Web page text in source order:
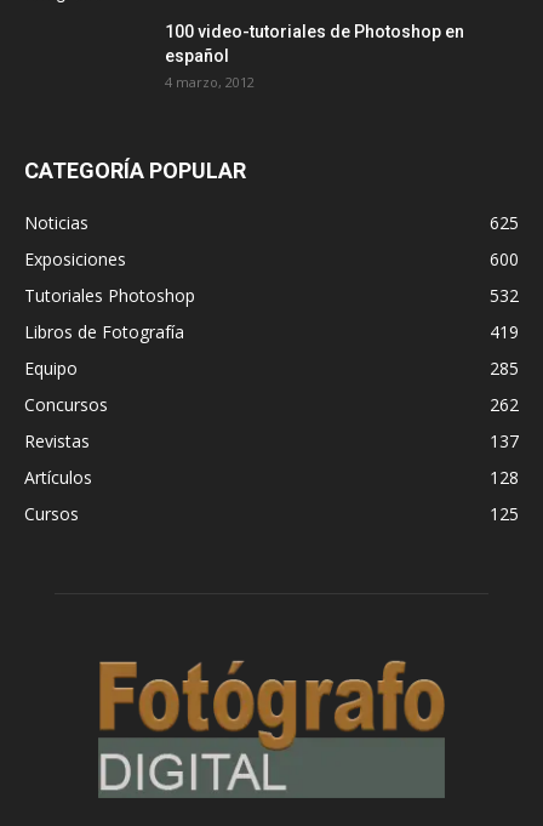
100 video-tutoriales de Photoshop en
español
4 marzo, 2012
CATEGORÍA POPULAR
Noticias
625
Exposiciones
600
Tutoriales Photoshop
532
Libros de Fotografía
419
Equipo
285
Concursos
262
Revistas
137
Artículos
128
Cursos
125